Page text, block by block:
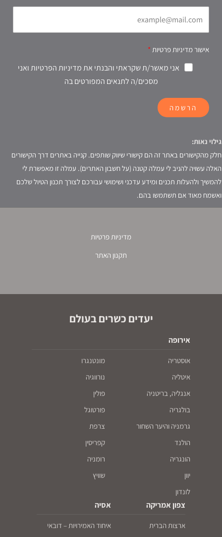
אישור מדיניות פרטיות
אני מאשר/ת שקראתי והבנתי את מדיניות הפרטיות ואני
מסכים/ה לתנאים המפורטים בה
הרשמה
גילוי נאות:
חלק מהקישורים באתר זה הם קישורי שיווק שותפים. קנייה באתרים דרך הקישורים
האלה עשויה להניב לי עמלה קטנה (על חשבון האתרים). עמלה זו מאפשרת לי
להמשיך ולהעלות תכנים ומידע עדכני ושימושי עבורכם לצורך תכנון הטיול שלכם
ואשמח מאוד אם תשתמשו בהם.
מדיניות פרטיות
תקנון האתר
יעדים כשרים בעולם
אירופה
אוסטריה
איטליה
אנגליה, בריטניה
בולגריה
גרמניה והיער השחור
הולנד
הונגריה
יוון
לונדון
מונטנגרו
נורווגיה
פולין
פורטוגל
צרפת
קפריסין
רומניה
שוויץ
צפון אמריקה
ארצות הברית
אסיה
איחוד האמירויות – דובאי